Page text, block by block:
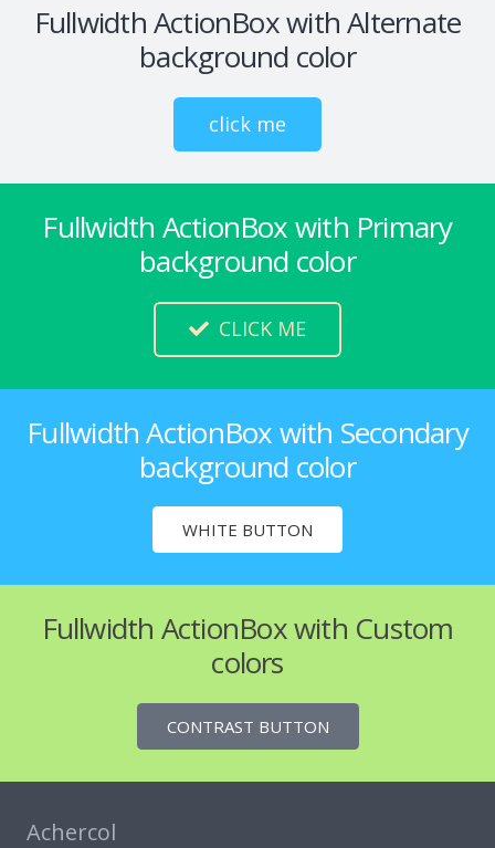
Fullwidth ActionBox with Alternate
background color
click me
Fullwidth ActionBox with Primary
background color
CLICK ME
Fullwidth ActionBox with Secondary
background color
WHITE BUTTON
Fullwidth ActionBox with Custom
colors
CONTRAST BUTTON
Achercol